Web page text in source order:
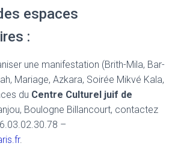
espaces
:
une manifestation (Brith-Mila, Bar-
Mariage, Azkara, Soirée Mikvé Kala,
du Centre Culturel juif de
Boulogne Billancourt, contactez
–
.